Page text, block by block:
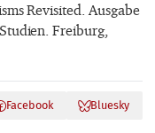
Revisited. Ausgabe
Freiburg,
Facebook Bluesky